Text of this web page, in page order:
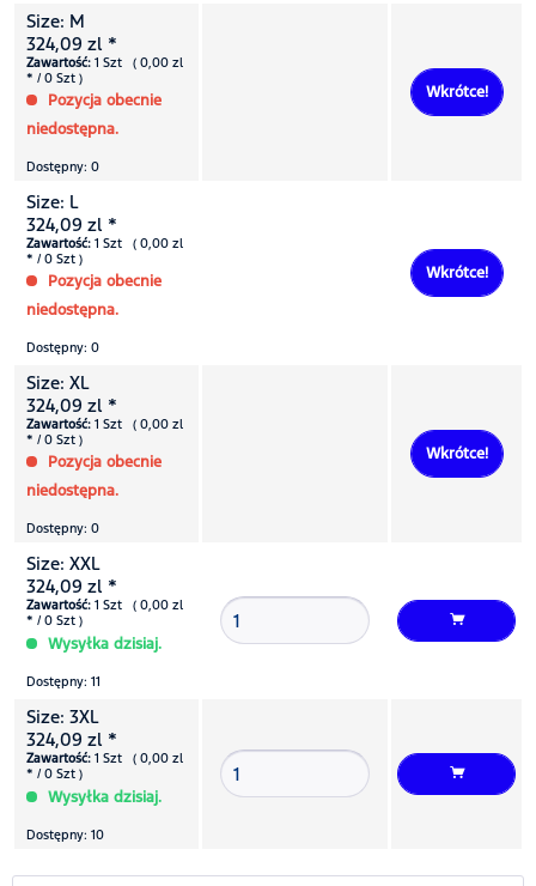
Size: M
324,09 zl *
Zawartość: 1 Szt ( 0,00 zl
* / 0 Szt )
Pozycja obecnie
niedostępna.
Dostępny: 0
Wkrótce!
Size: L
324,09 zl *
Zawartość: 1 Szt ( 0,00 zl
* / 0 Szt )
Pozycja obecnie
niedostępna.
Dostępny: 0
Wkrótce!
Size: XL
324,09 zl *
Zawartość: 1 Szt ( 0,00 zl
* / 0 Szt )
Pozycja obecnie
niedostępna.
Dostępny: 0
Wkrótce!
Size: XXL
324,09 zl *
Zawartość: 1 Szt ( 0,00 zl
* / 0 Szt )
Wysyłka dzisiaj.
Dostępny: 11
Size: 3XL
324,09 zl *
Zawartość: 1 Szt ( 0,00 zl
* / 0 Szt )
Wysyłka dzisiaj.
Dostępny: 10